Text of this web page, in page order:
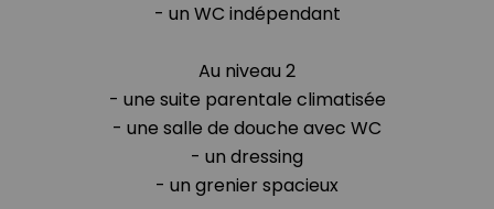
- un WC indépendant
Au niveau 2
- une suite parentale climatisée
- une salle de douche avec WC
- un dressing
- un grenier spacieux